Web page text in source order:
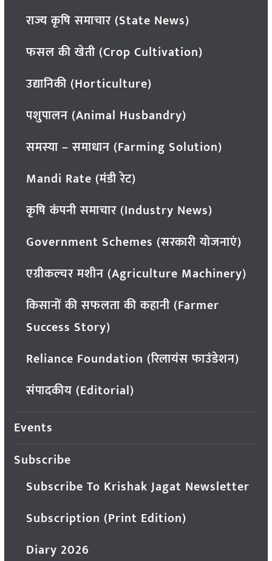
राज्य कृषि समाचार (State News)
फसल की खेती (Crop Cultivation)
उद्यानिकी (Horticulture)
पशुपालन (Animal Husbandry)
समस्या – समाधान (Farming Solution)
Mandi Rate (मंडी रेट)
कृषि कंपनी समाचार (Industry News)
Government Schemes (सरकारी योजनाएं)
एग्रीकल्चर मशीन (Agriculture Machinery)
किसानों की सफलता की कहानी (Farmer
Success Story)
Reliance Foundation (रिलायंस फाउंडेशन)
संपादकीय (Editorial)
Events
Subscribe
Subscribe To Krishak Jagat Newsletter
Subscription (Print Edition)
Diary 2026